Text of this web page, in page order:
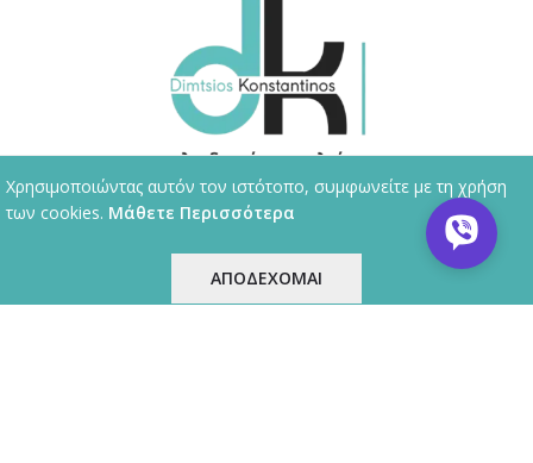
ΕΤΑΙΡΙΚΗ ΠΟΛΙΤΙΚΗ
Χρησιμοποιώντας αυτόν τον ιστότοπο, συμφωνείτε με τη χρήση
των cookies. Μάθετε Περισσότερα
ΑΠΟΔΕΧΟΜΑΙ